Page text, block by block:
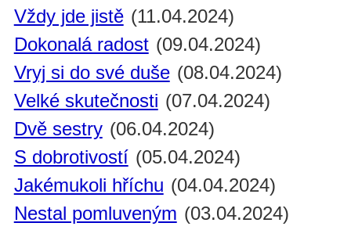
Vždy jde jistě (11.04.2024)
Dokonalá radost (09.04.2024)
Vryj si do své duše (08.04.2024)
Velké skutečnosti (07.04.2024)
Dvě sestry (06.04.2024)
S dobrotivostí (05.04.2024)
Jakémukoli hříchu (04.04.2024)
Nestal pomluveným (03.04.2024)